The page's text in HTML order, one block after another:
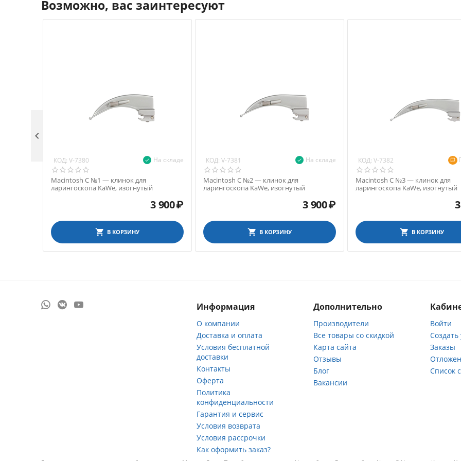
Возможно, вас заинтересуют
КОД: V-7380 На складе
Macintosh С №1 — клинок для
ларингоскопа KaWe, изогнутый
3 900₽
В КОРЗИНУ
КОД: V-7381 На складе
Macintosh С №2 — клинок для
ларингоскопа KaWe, изогнутый
3 900₽
В КОРЗИНУ
КОД: V-7382
Macintosh С №3 — клинок для
ларингоскопа KaWe, изогнутый
В КОРЗИНУ

Информация
О компании
Доставка и оплата
Условия бесплатной
доставки
Контакты
Оферта
Политика
конфиденциальности
Гарантия и сервис
Условия возврата
Условия рассрочки
Как оформить заказ?
Дополнительно
Производители
Все товары со скидкой
Карта сайта
Отзывы
Блог
Вакансии
Войти
Заказы
Список